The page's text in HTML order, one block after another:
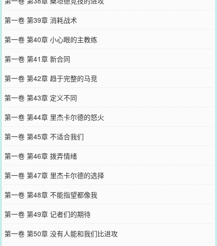
第一卷 第39章 消耗战术
第一卷 第40章 小心眼的主教练
第一卷 第41章 新合同
第一卷 第42章 趋于完整的马竞
第一卷 第43章 定义不同
第一卷 第44章 里杰卡尔德的怒火
第一卷 第45章 不适合我们
第一卷 第46章 拨弄情绪
第一卷 第47章 里杰卡尔德的选择
第一卷 第48章 不能指望都像我
第一卷 第49章 记者们的期待
第一卷 第50章 没有人能和我们比进攻